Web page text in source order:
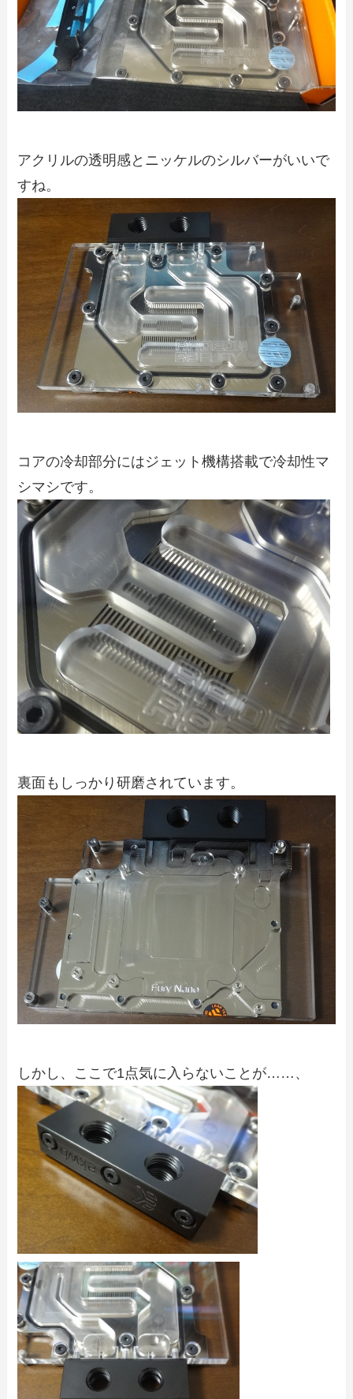
アクリルの透明感とニッケルのシルバーがいいで
すね。
コアの冷却部分にはジェット機構搭載で冷却性マ
シマシです。
裏面もしっかり研磨されています。
しかし、ここで1点気に入らないことが……、